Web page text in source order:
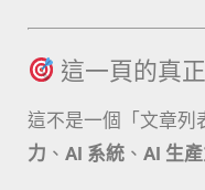
這一頁的真
這不是一個「文章列
力 、 AI 系統 、 AI 生